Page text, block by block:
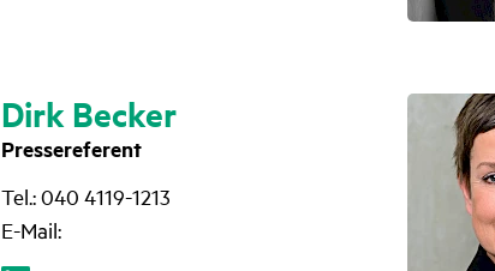
Dirk Becker
Pressereferent
Tel.: 040 4119-1213
E-Mail: